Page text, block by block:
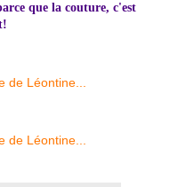
que la couture, c'est